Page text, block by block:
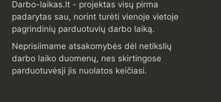
Darbo-laikas.lt - projektas visų pirma
padarytas sau, norint turėti vienoje vietoje
pagrindinių parduotuvių darbo laiką.
Neprisiimame atsakomybės dėl netikslių
darbo laiko duomenų, nes skirtingose
parduotuvėsji jis nuolatos keičiasi.